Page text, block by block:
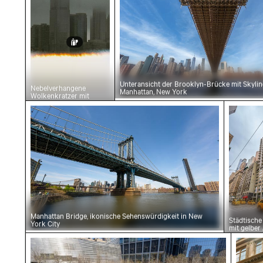
Nebelverhangene
Wolkenkratzer mit
Filmeffekt
Unteransicht der Brooklyn-Brücke mit
Manhattan, New York
Manhattan Bridge, ikonische
Manhattan Bridge, ikonische Sehenswürdigkeit in New
York City mit gelber
Taxis
Nordturm-Becken, Spiegelndes Wasser am 9/